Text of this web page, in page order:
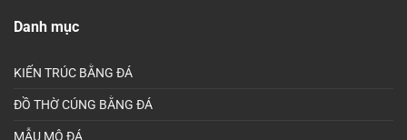
Danh mục
KIẾN TRÚC BẰNG ĐÁ
ĐỒ THỜ CÚNG BẰNG ĐÁ
MẪU MỘ ĐÁ